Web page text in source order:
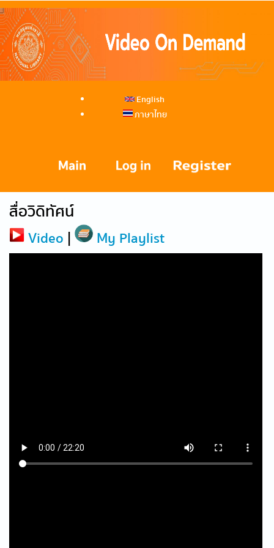
English
ภาษาไทย
สื่อวิดิทัศน์
Video | My Playlist